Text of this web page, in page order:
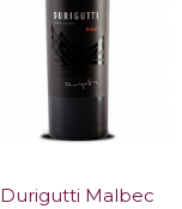
Durigutti Malbec